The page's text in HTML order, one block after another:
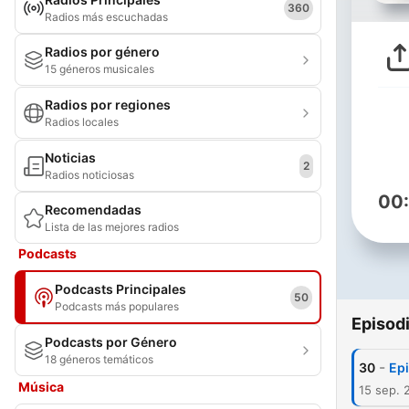
Radios más escuchadas
360
Radios por género
15 géneros musicales
Radios por regiones
Radios locales
Noticias
Radios noticiosas
2
Recomendadas
Lista de las mejores radios
Podcasts
Podcasts Principales
Podcasts más populares
50
Podcasts por Género
18 géneros temáticos
Música
30 -
15 sep.